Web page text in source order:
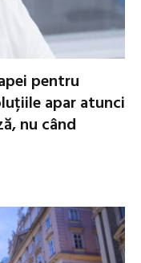
pentru
apar atunci
nu când